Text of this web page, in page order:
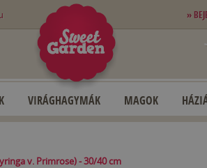
»
VIRÁGHAGYMÁK MAGOK
v. Primrose) - 30/40 cm